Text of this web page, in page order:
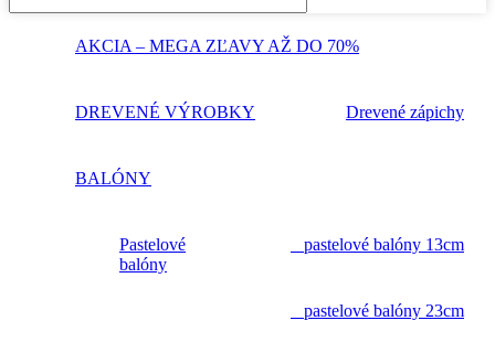
AKCIA – MEGA ZĽAVY AŽ DO 70%
DREVENÉ VÝROBKY Drevené zápichy
BALÓNY
Pastelové
balóny
pastelové balóny 13cm
pastelové balóny 23cm